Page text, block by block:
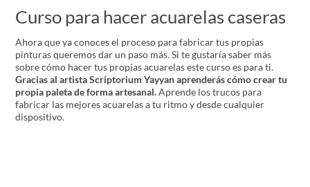
Curso para hacer acuarelas caseras
Ahora que ya conoces el proceso para fabricar tus propias
pinturas queremos dar un paso más. Si te gustaría saber más
sobre cómo hacer tus propias acuarelas este curso es para ti.
Gracias al artista Scriptorium Yayyan aprenderás cómo crear tu
propia paleta de forma artesanal.Aprende los trucos para
fabricar las mejores acuarelas a tu ritmo y desde cualquier
dispositivo.